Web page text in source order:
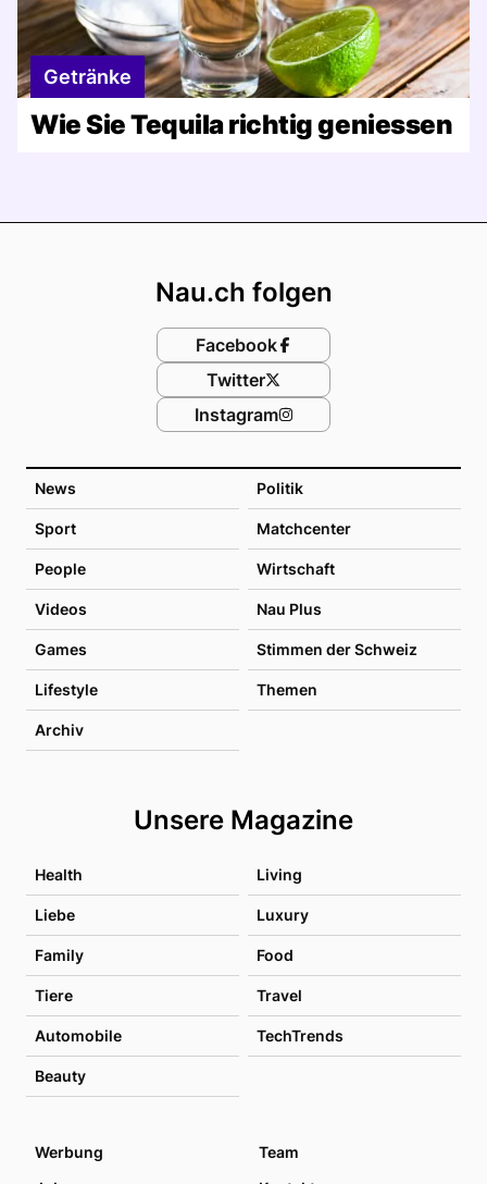
Getränke
Wie Sie Tequila richtig geniessen
News Politik
Sport Matchcenter
People Wirtschaft
Videos Nau Plus
Games Stimmen der Schweiz
Lifestyle Themen
Archiv
Unsere Magazine
Health Living
Liebe Luxury
Family Food
Tiere Travel
Automobile TechTrends
Beauty
Nau.ch folgen
Facebook
Twitter
Instagram
Werbung
Team